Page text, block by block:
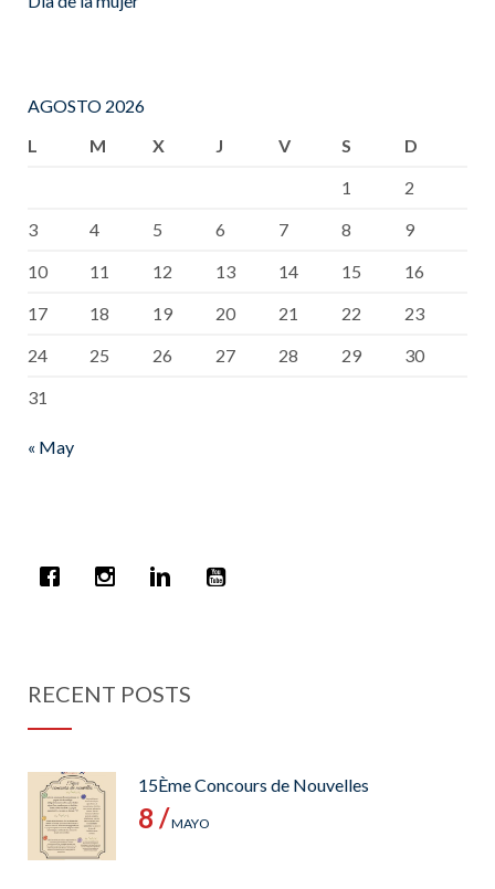
AGOSTO 2026
L
M X J V S
D
1
2
3
4 5 6 7 8
9
10
11 12 13 14 15
16
17
18 19 20 21 22
23
24
25 26 27 28 29
30
31
« May
RECENT POSTS
15Ème Concours de Nouvelles
8 /MAYO